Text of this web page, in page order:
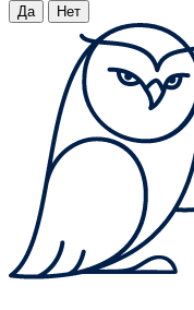
Да Нет